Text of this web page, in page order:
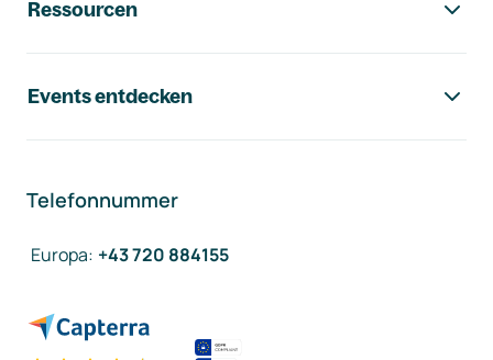
Ressourcen
Events entdecken
Telefonnummer
Europa: +43 720 884155